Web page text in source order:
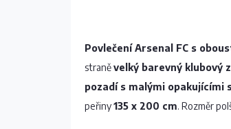
Povlečení Arsenal FC s
straněvelký barevný klubový
pozadí s malými opakujícími
peřiny135 x 200 cm. Rozměr